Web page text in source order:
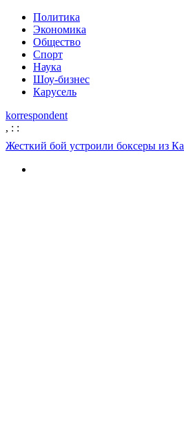
Политика
Экономика
Общество
Спорт
Наука
Шоу-бизнес
Карусель
korrespondent
, : :
Жесткий бой устроили боксеры из